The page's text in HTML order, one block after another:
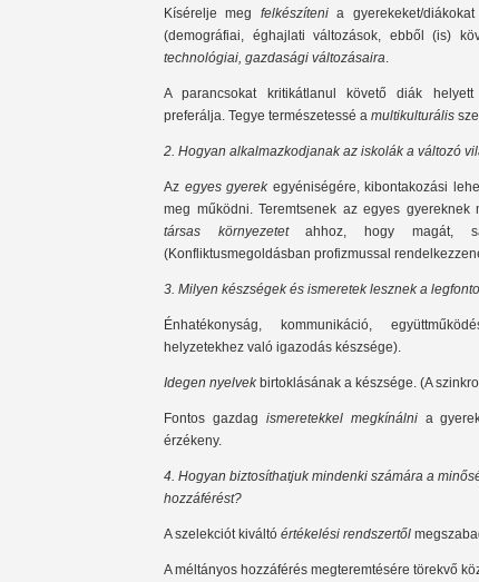
Kísérelje meg felkészítenia gyerekeket/
(demográfiai, éghajlati változások, ebből (is)
technológiai, gazdasági változásaira.
A parancsokat kritikátlanul követő diák
preferálja. Tegye természetessé a multikulturális
2. Hogyan alkalmazkodjanak az iskolák a változó
Az egyes gyerekegyéniségére, kibontakozási
meg működni. Teremtsenek az egyes
társas környezetetahhoz, hogy magát,
(Konfliktusmegoldásban profizmussal
3. Milyen készségek és ismeretek lesznek a
Énhatékonyság, kommunikáció,
helyzetekhez való igazodás készsége).
Idegen nyelvekbirtoklásának a készsége. (A
Fontos gazdag ismeretekkel megkínálnia
érzékeny.
4. Hogyan biztosíthatjuk mindenki számára a
hozzáférést?
A szelekciót kiváltó értékelési rendszertől
A méltányos hozzáférés megteremtésére törekvő